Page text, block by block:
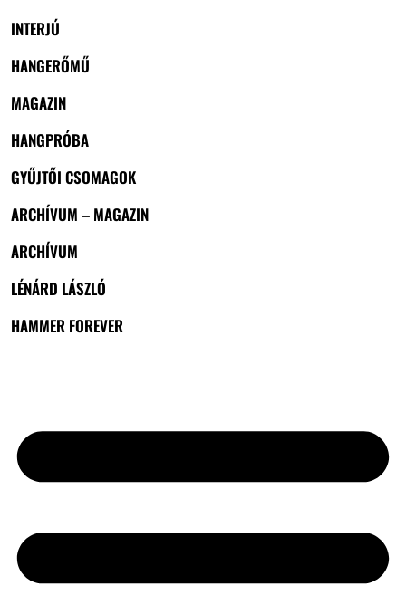
INTERJÚ
HANGERŐMŰ
MAGAZIN
HANGPRÓBA
GYŰJTŐI CSOMAGOK
ARCHÍVUM – MAGAZIN
ARCHÍVUM
LÉNÁRD LÁSZLÓ
HAMMER FOREVER